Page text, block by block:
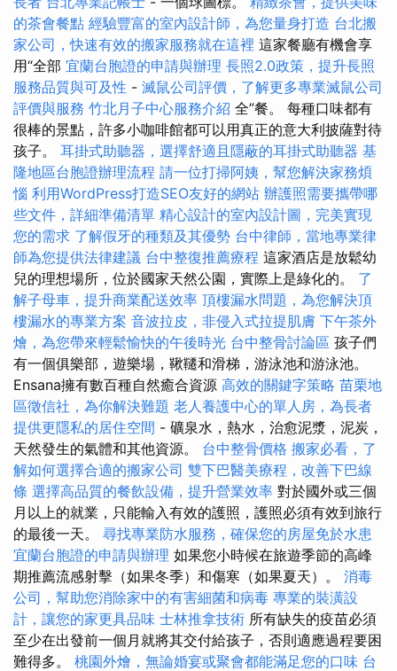
的茶會餐點 經驗豐富的室內設計師，為您量身打造 台北搬
家公司，快速有效的搬家服務就在這裡 這家餐廳有機會享
用“全部 宜蘭台胞證的申請與辦理 長照2.0政策，提升長照
服務品質與可及性 - 滅鼠公司評價，了解更多專業滅鼠公司
評價與服務 竹北月子中心服務介紹 全”餐。 每種口味都有
很棒的景點，許多小咖啡館都可以用真正的意大利披薩對待
孩子。 耳掛式助聽器，選擇舒適且隱蔽的耳掛式助聽器 基
隆地區台胞證辦理流程 請一位打掃阿姨，幫您解決家務煩
惱 利用WordPress打造SEO友好的網站 辦護照需要攜帶哪
些文件，詳細準備清單 精心設計的室內設計圖，完美實現
您的需求 了解假牙的種類及其優勢 台中律師，當地專業律
師為您提供法律建議 台中整復推薦療程 這家酒店是放鬆幼
兒的理想場所，位於國家天然公園，實際上是綠化的。 了
解子母車，提升商業配送效率 頂樓漏水問題，為您解決頂
樓漏水的專業方案 音波拉皮，非侵入式拉提肌膚 下午茶外
燴，為您帶來輕鬆愉快的午後時光 台中整骨討論區 孩子們
有一個俱樂部，遊樂場，鞦韆和滑梯，游泳池和游泳池。
Ensana擁有數百種自然癒合資源 高效的關鍵字策略 苗栗地
區徵信社，為你解決難題 老人養護中心的單人房，為長者
提供更隱私的居住空間 - 礦泉水，熱水，治愈泥漿，泥炭，
天然發生的氣體和其他資源。 台中整骨價格 搬家必看，了
解如何選擇合適的搬家公司 雙下巴醫美療程，改善下巴線
條 選擇高品質的餐飲設備，提升營業效率 對於國外或三個
月以上的就業，只能輸入有效的護照，護照必須有效到旅行
的最後一天。 尋找專業防水服務，確保您的房屋免於水患
宜蘭台胞證的申請與辦理 如果您小時候在旅遊季節的高峰
期推薦流感射擊（如果冬季）和傷寒（如果夏天）。 消毒
公司，幫助您消除家中的有害細菌和病毒 專業的裝潢設
計，讓您的家更具品味 士林推拿技術 所有缺失的疫苗必須
至少在出發前一個月就將其交付給孩子，否則適應過程要困
難得多。 桃園外燴，無論婚宴或聚會都能滿足您的口味 台